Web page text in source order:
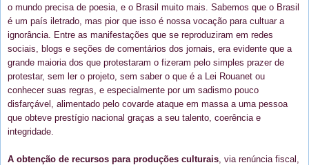
o mundo precisa de poesia, e o Brasil muito mais. Sabemos que o Brasil
é um país iletrado, mas pior que isso é nossa vocação para cultuar a
ignorância. Entre as manifestações que se reproduziram em redes
sociais, blogs e seções de comentários dos jornais, era evidente que a
grande maioria dos que protestaram o fizeram pelo simples prazer de
protestar, sem ler o projeto, sem saber o que é a Lei Rouanet ou
conhecer suas regras, e especialmente por um sadismo pouco
disfarçável, alimentado pelo covarde ataque em massa a uma pessoa
que obteve prestígio nacional graças a seu talento, coerência e
integridade.
A obtenção de recursos para produções culturais , via renúncia fiscal,